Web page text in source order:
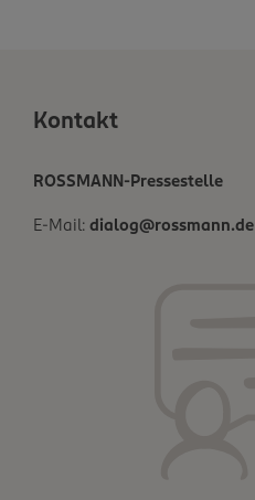
Kontakt
ROSSMANN-Pressestelle
E-Mail: dialog@rossmann.de